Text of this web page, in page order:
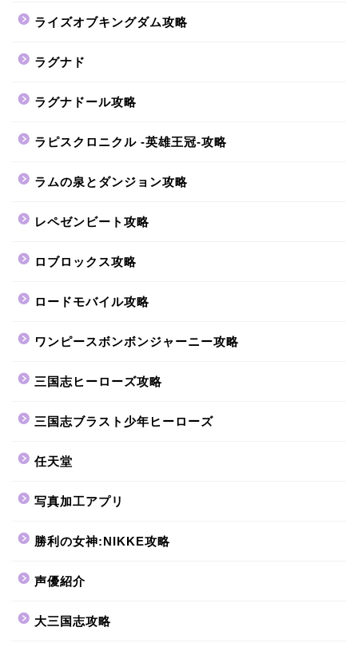
ライズオブキングダム攻略
ラグナド
ラグナドール攻略
ラピスクロニクル -英雄王冠-攻略
ラムの泉とダンジョン攻略
レペゼンビート攻略
ロブロックス攻略
ロードモバイル攻略
ワンピースボンボンジャーニー攻略
三国志ヒーローズ攻略
三国志ブラスト少年ヒーローズ
任天堂
写真加工アプリ
勝利の女神:NIKKE攻略
声優紹介
大三国志攻略